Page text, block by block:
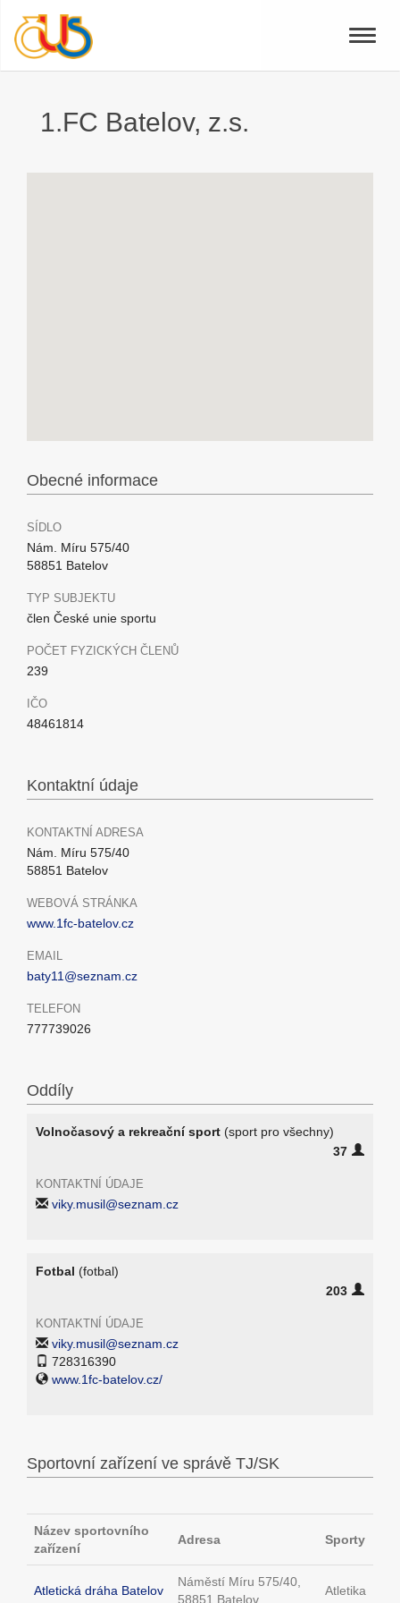
Toggle
1.FC Batelov, z.s.
Obecné informace
SÍDLO
Nám. Míru 575/40
58851 Batelov
TYP SUBJEKTU
člen České unie sportu
POČET FYZICKÝCH ČLENŮ
239
IČO
48461814
Kontaktní údaje
KONTAKTNÍ ADRESA
Nám. Míru 575/40
58851 Batelov
WEBOVÁ STRÁNKA
www.1fc-batelov.cz
EMAIL
baty11@seznam.cz
TELEFON
777739026
Oddíly
Volnočasový a rekreační sport (sport pro všechny)
37
KONTAKTNÍ ÚDAJE
viky.musil@seznam.cz
Fotbal (fotbal)
203
KONTAKTNÍ ÚDAJE
viky.musil@seznam.cz
728316390
www.1fc-batelov.cz/
Sportovní zařízení ve správě TJ/SK
Název sportovního
zařízení
Adresa Sporty
Atletická dráha Batelov
Náměstí Míru 575/40,
58851 Batelov
Atletika